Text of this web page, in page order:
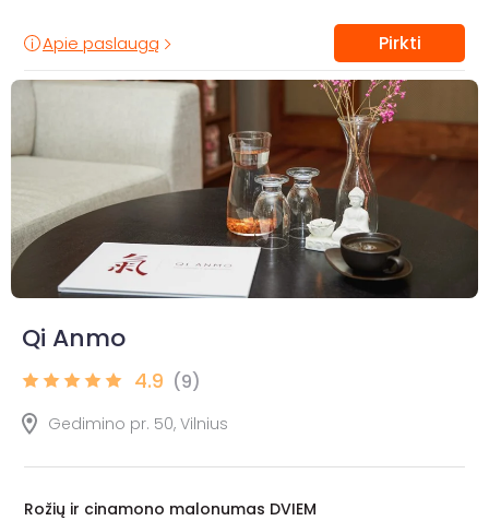
Apie paslaugą Pirkti
Qi Anmo
4.9 (9)
Gedimino pr. 50, Vilnius
Rožių ir cinamono malonumas DVIEM